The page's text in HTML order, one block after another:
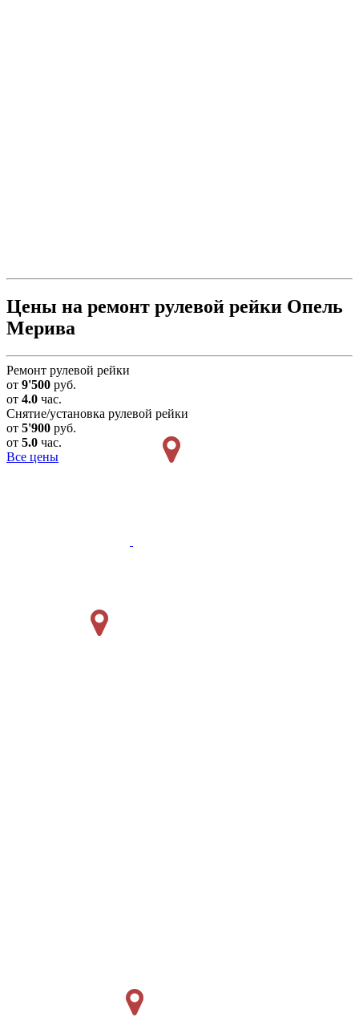
Цены на ремонт рулевой рейки Опель
Мерива
Ремонт рулевой рейки
от 9'500 руб.
от 4.0 час.
Снятие/установка рулевой рейки
от 5'900 руб.
от 5.0 час.
Все цены